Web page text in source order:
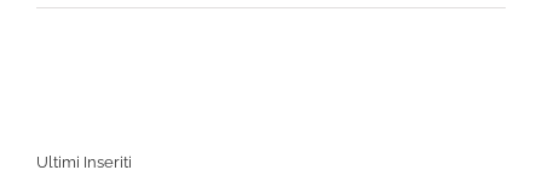
Ultimi Inseriti